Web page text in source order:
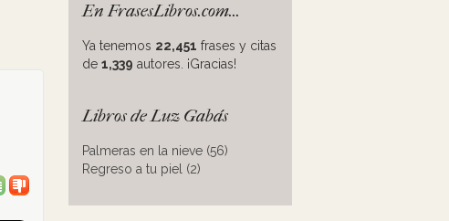
En FrasesLibros.com...
Ya tenemos 22,451 frases y citas
de 1,339 autores. ¡Gracias!
Libros de Luz Gabás
Palmeras en la nieve (56)
Regreso a tu piel (2)